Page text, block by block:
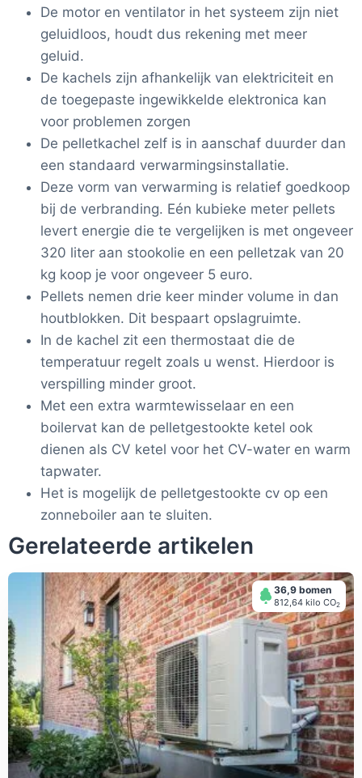
De motor en ventilator in het systeem zijn niet
geluidloos, houdt dus rekening met meer
geluid.
De kachels zijn afhankelijk van elektriciteit en
de toegepaste ingewikkelde elektronica kan
voor problemen zorgen
De pelletkachel zelf is in aanschaf duurder dan
een standaard verwarmingsinstallatie.
Deze vorm van verwarming is relatief goedkoop
bij de verbranding. Eén kubieke meter pellets
levert energie die te vergelijken is met ongeveer
320 liter aan stookolie en een pelletzak van 20
kg koop je voor ongeveer 5 euro.
Pellets nemen drie keer minder volume in dan
houtblokken. Dit bespaart opslagruimte.
In de kachel zit een thermostaat die de
temperatuur regelt zoals u wenst. Hierdoor is
verspilling minder groot.
Met een extra warmtewisselaar en een
boilervat kan de pelletgestookte ketel ook
dienen als CV ketel voor het CV-water en warm
tapwater.
Het is mogelijk de pelletgestookte cv op een
zonneboiler aan te sluiten.
Gerelateerde artikelen
36,9 bomen
812,64 kilo СО2